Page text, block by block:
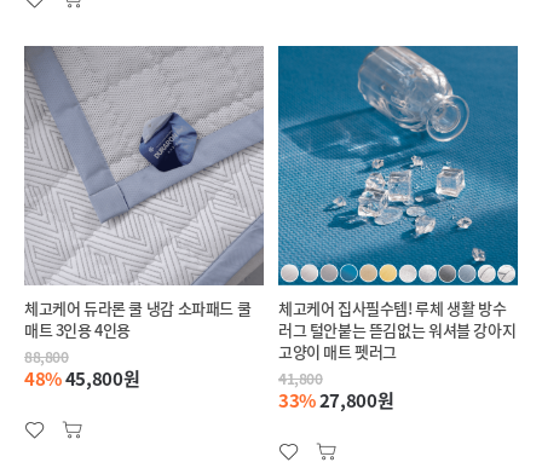
체고케어 듀라론 쿨 냉감 소파패드 쿨
매트 3인용 4인용
88,800
48%45,800원
체고케어 집사필수템! 루체 생활 방수
러그 털안붙는 뜯김없는 워셔블 강아지
고양이 매트 펫러그
41,800
33%27,800원